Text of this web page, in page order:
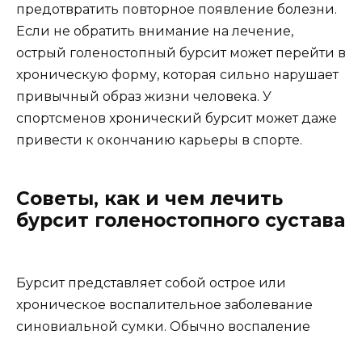
предотвратить повторное появление болезни.
Если не обратить внимание на лечение,
острый голеностопный бурсит может перейти в
хроническую форму, которая сильно нарушает
привычный образ жизни человека. У
спортсменов хронический бурсит может даже
привести к окончанию карьеры в спорте.
Советы, как и чем лечить
бурсит голеностопного сустава
Бурсит представляет собой острое или
хроническое воспалительное заболевание
синовиальной сумки. Обычно воспаление